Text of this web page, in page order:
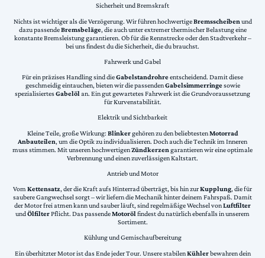
Sicherheit und Bremskraft
Nichts ist wichtiger als die Verzögerung. Wir führen hochwertigeBremsscheiben und
dazu passendeBremsbeläge, die auch unter extremer thermischer Belastung eine
konstante Bremsleistung garantieren. Ob für die Rennstrecke oder den Stadtverkehr –
bei uns findest du die Sicherheit, die du brauchst.
Fahrwerk und Gabel
Für ein präzises Handling sind dieGabelstandrohreentscheidend. Damit diese
geschmeidig eintauchen, bieten wir die passendenGabelsimmerringesowie
spezialisiertesGabelölan. Ein gut gewartetes Fahrwerk ist die Grundvoraussetzung
für Kurvenstabilität.
Elektrik und Sichtbarkeit
Kleine Teile, große Wirkung: Blinkergehören zu den beliebtestenMotorrad
Anbauteilen, um die Optik zu individualisieren. Doch auch die Technik im Inneren
muss stimmen. Mit unseren hochwertigenZündkerzen garantieren wir eine optimale
Verbrennung und einen zuverlässigen Kaltstart.
Antrieb und Motor
VomKettensatz, der die Kraft aufs Hinterrad überträgt, bis hin zurKupplung, die für
saubere Gangwechsel sorgt – wir liefern die Mechanik hinter deinem Fahrspaß. Damit
der Motor frei atmen kann und sauber läuft, sind regelmäßige Wechsel vonLuftfilter
undÖlfilterPflicht. Das passendeMotorölfindest du natürlich ebenfalls in unserem
Sortiment.
Kühlung und Gemischaufbereitung
Ein überhitzter Motor ist das Ende jeder Tour. Unsere stabilenKühlerbewahren dein